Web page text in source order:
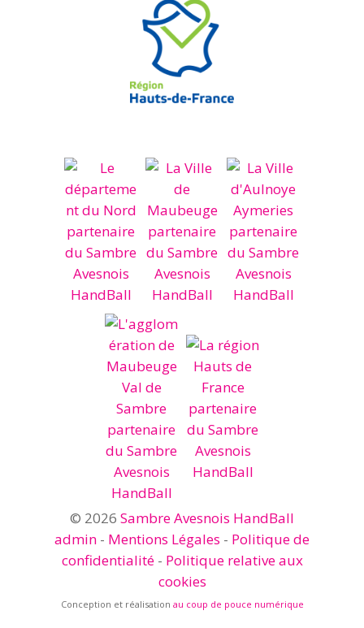
© 2026 Sambre Avesnois HandBall
admin - Mentions Légales - Politique de
confidentialité- Politique relative aux
cookies
Conception et réalisation au coup de pouce numérique